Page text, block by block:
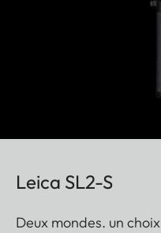
Leica SL2-S
Deux mondes. un choix